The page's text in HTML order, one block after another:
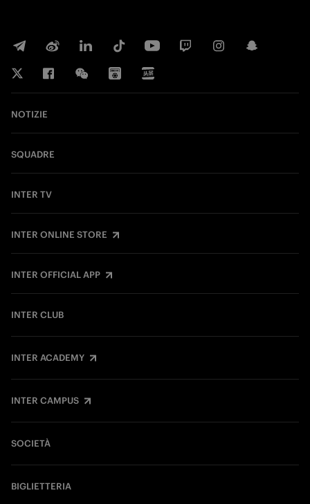
NOTIZIE
SQUADRE
INTER TV
INTER ONLINE STORE
INTER OFFICIAL APP
INTER CLUB
INTER ACADEMY
INTER CAMPUS
SOCIETÀ
BIGLIETTERIA